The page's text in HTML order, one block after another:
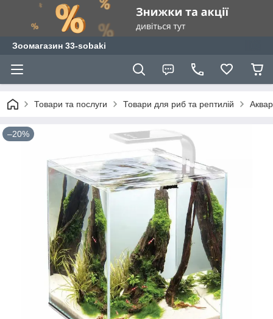
Зоомагазин 33-sobaki
Товари та послуги Товари для риб та рептилій
–20%